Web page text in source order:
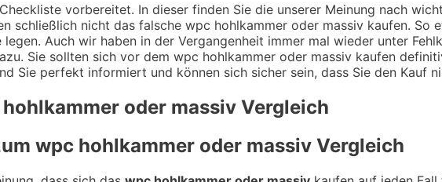
vorbereitet. In dieser finden Sie die unserer Meinung nach
schließlich nicht das falsche wpc hohlkammer oder massiv kaufen.
Auch wir haben in der Vergangenheit immer mal wieder unter
Sie sollten sich vor dem wpc hohlkammer oder massiv kaufen
Sie perfekt informiert und können sich sicher sein, dass Sie den Kauf
oder massiv Vergleich
wpc hohlkammer oder massiv Vergleich